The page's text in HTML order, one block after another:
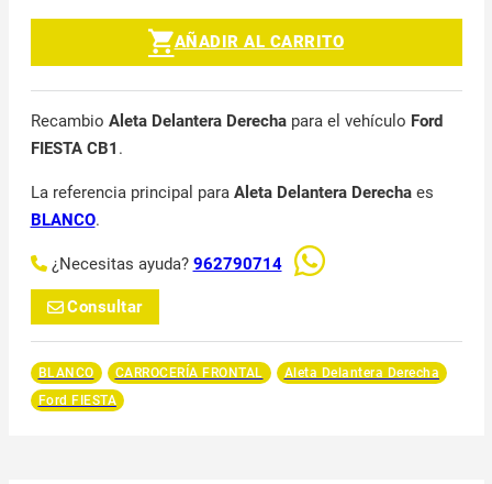
AÑADIR AL CARRITO
Recambio Aleta Delantera Derechapara el vehículo Ford
FIESTA CB1 .
La referencia principal para Aleta Delantera Derechaes
BLANCO.
¿Necesitas ayuda? 962790714
Consultar
BLANCO CARROCERÍA FRONTAL
Aleta Delantera Derecha
Ford FIESTA